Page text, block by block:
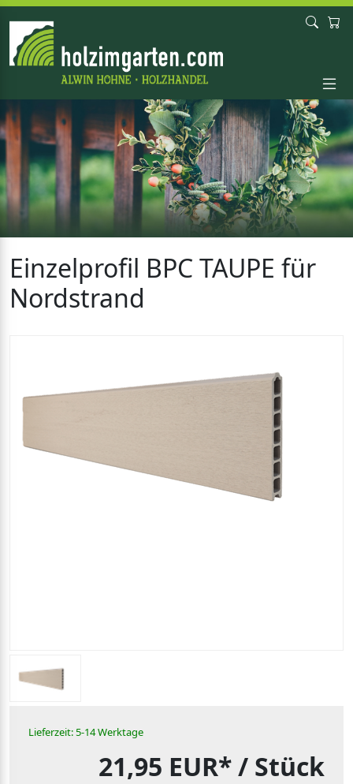
Einzelprofil BPC TAUPE für
Nordstrand
Lieferzeit: 5-14 Werktage
21,95 EUR*/ Stück